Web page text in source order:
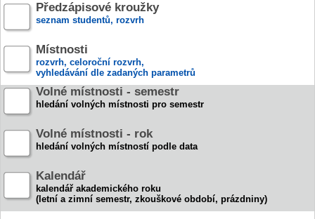
Předzápisové kroužky
seznam studentů, rozvrh
Místnosti
rozvrh, celoroční rozvrh,
vyhledávání dle zadaných parametrů
Volné místnosti - semestr
hledání volných místnosti pro semestr
Volné místnosti - rok
hledání volných místností podle data
Kalendář
kalendář akademického roku
(letní a zimní semestr, zkouškové období, prázdniny)